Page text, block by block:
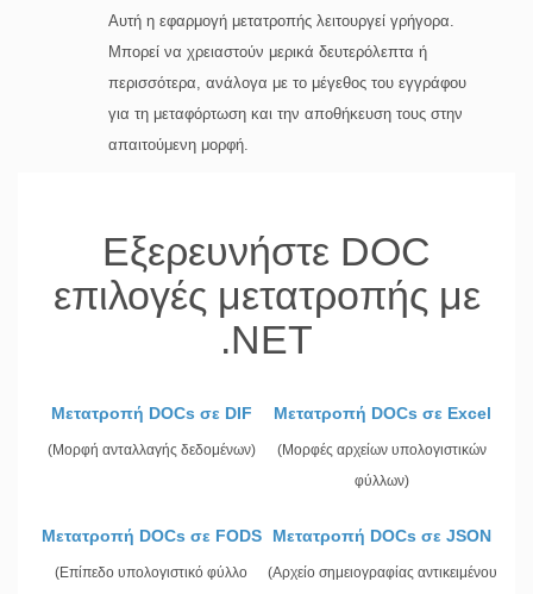
Αυτή η εφαρμογή μετατροπής λειτουργεί γρήγορα.
Μπορεί να χρειαστούν μερικά δευτερόλεπτα ή
περισσότερα, ανάλογα με το μέγεθος του εγγράφου
για τη μεταφόρτωση και την αποθήκευση τους στην
απαιτούμενη μορφή.
Εξερευνήστε DOC
επιλογές μετατροπής με
.NET
Μετατροπή DOCs σε DIF
(Μορφή ανταλλαγής δεδομένων)
Μετατροπή DOCs σε Excel
(Μορφές αρχείων υπολογιστικών
φύλλων)
Μετατροπή DOCs σε FODS
(Επίπεδο υπολογιστικό φύλλο
Μετατροπή DOCs σε JSON
(Αρχείο σημειογραφίας αντικειμένου